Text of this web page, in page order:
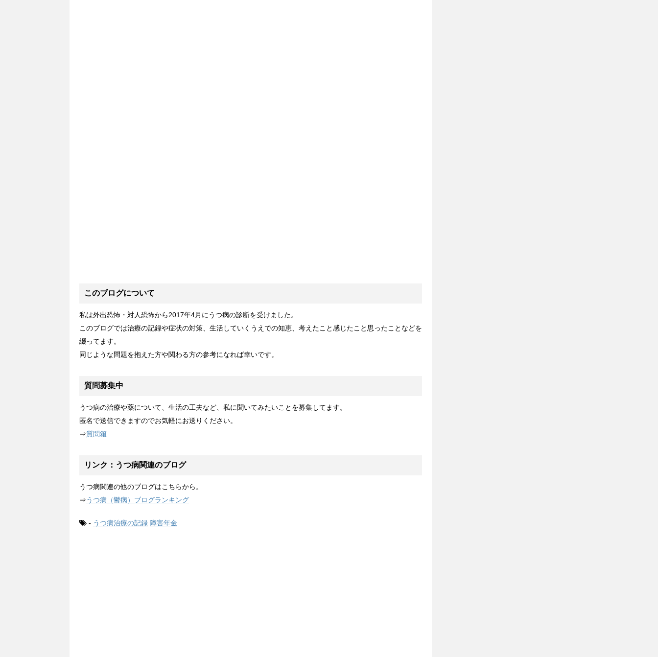
このブログについて
私は外出恐怖・対人恐怖から2017年4月にうつ病の診断を受けました。
このブログでは治療の記録や症状の対策、生活していくうえでの知恵、考えたこと感じたこと思ったことなどを
綴ってます。
同じような問題を抱えた方や関わる方の参考になれば幸いです。
質問募集中
うつ病の治療や薬について、生活の工夫など、私に聞いてみたいことを募集してます。
匿名で送信できますのでお気軽にお送りください。
⇒質問箱
リンク：うつ病関連のブログ
うつ病関連の他のブログはこちらから。
⇒うつ病（鬱病）ブログランキング
- うつ病治療の記録 障害年金